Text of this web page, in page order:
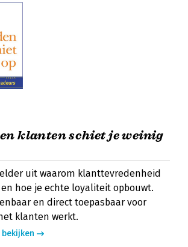
klanten schiet je weinig
uit waarom klanttevredenheid
hoe je echte loyaliteit opbouwt.
en direct toepasbaar voor
klanten werkt.